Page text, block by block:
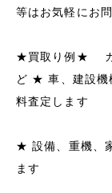
等はお気軽にお
★買取り例★ ガ
ど ★ 車、建設機
料査定します
★ 設備、重機、
ます